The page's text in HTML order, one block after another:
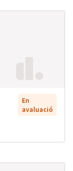
En
avaluació